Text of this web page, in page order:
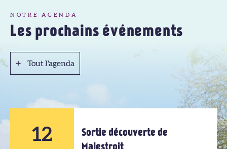
NOTRE AGENDA
Les prochains événements
Tout l'agenda
12
Sortie découverte de